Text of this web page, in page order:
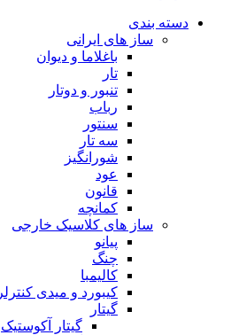
دسته بندی
ساز های ایرانی
باغلاما و دیوان
تار
تنبور و دوتار
رباب
سنتور
سه تار
شورانگیز
عود
قانون
کمانچه
ساز های کلاسیک خارجی
پیانو
چنگ
کالیمبا
کیبورد و میدی کنترلر
گیتار
گیتار آکوستیک